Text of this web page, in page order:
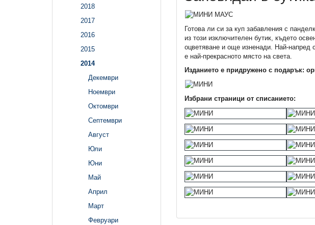
2018
2017
2016
2015
2014
Декември
Ноември
Октомври
Септември
Август
Юли
Юни
Май
Април
Март
Февруари
Готова ли си за куп забавления с
из този изключителен бутик, където
оцветяване и още изненади. Най-напред
е най-прекрасното място на света.
Изданието е придружено с подарък:
Избрани страници от списанието: